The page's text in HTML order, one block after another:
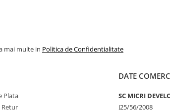
mai multe in Politica de Confidentialitate
Plata
Retur
DATE
SC MICRI
J25/56/2008